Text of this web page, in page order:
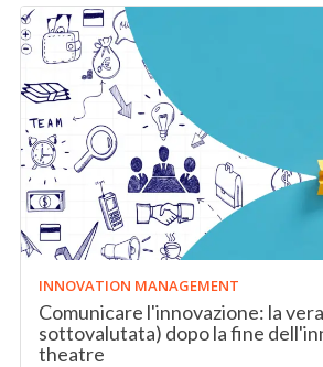
INNOVATION MANAGEMENT
Comunicare l'innovazione: la
sottovalutata) dopo la fine
theatre